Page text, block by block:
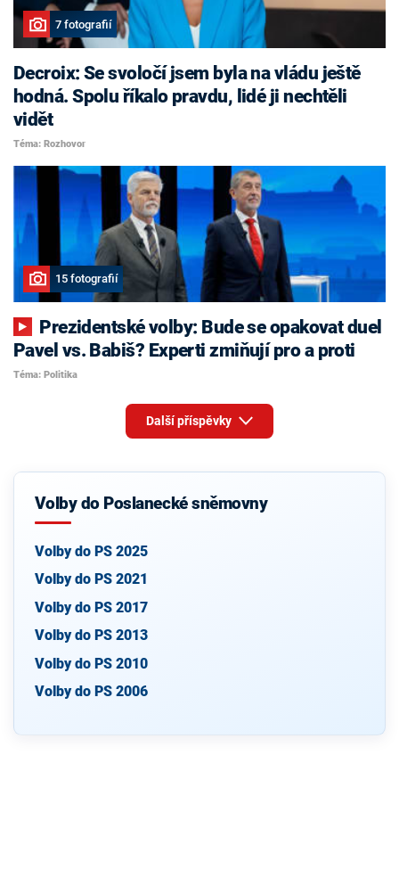
7 fotografií
Decroix: Se svoločí jsem byla na vládu ještě
hodná. Spolu říkalo pravdu, lidé ji nechtěli
vidět
Téma: Rozhovor
15 fotografií
Pavel vs. Babiš? Experti zmiňují pro a proti
Téma: Politika
Další příspěvky
Volby do Poslanecké sněmovny
Volby do PS 2025
Volby do PS 2021
Volby do PS 2017
Volby do PS 2013
Volby do PS 2010
Volby do PS 2006